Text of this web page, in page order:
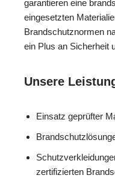
garantieren eine
eingesetzten
Brandschutznormen
ein Plus an Sicherheit
Unsere
Einsatz geprüfter
zertifizierten